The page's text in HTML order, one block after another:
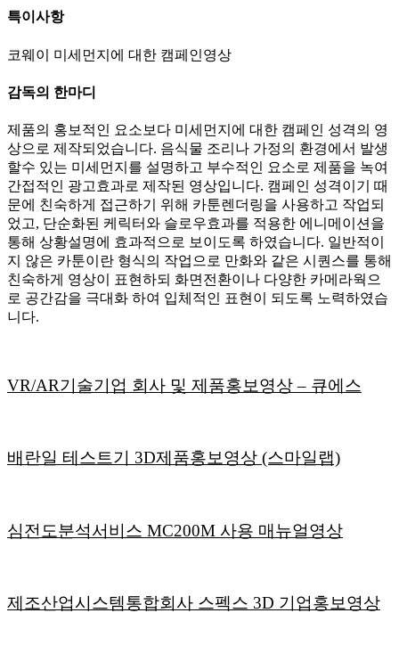
특이사항
코웨이 미세먼지에 대한 캠페인영상
감독의 한마디
제품의 홍보적인 요소보다 미세먼지에 대한 캠페인 성격의 영
상으로 제작되었습니다. 음식물 조리나 가정의 환경에서 발생
할수 있는 미세먼지를 설명하고 부수적인 요소로 제품을 녹여
간접적인 광고효과로 제작된 영상입니다. 캠페인 성격이기 때
문에 친숙하게 접근하기 위해 카툰렌더링을 사용하고 작업되
었고, 단순화된 케릭터와 슬로우효과를 적용한 에니메이션을
통해 상황설명에 효과적으로 보이도록 하였습니다. 일반적이
지 않은 카툰이란 형식의 작업으로 만화와 같은 시퀀스를 통해
친숙하게 영상이 표현하되 화면전환이나 다양한 카메라웍으
로 공간감을 극대화 하여 입체적인 표현이 되도록 노력하였습
니다.
VR/AR기술기업 회사 및 제품홍보영상 – 큐에스
배란일 테스트기 3D제품홍보영상 (스마일랩)
심전도분석서비스 MC200M 사용 매뉴얼영상
제조산업시스템통합회사 스펙스 3D 기업홍보영상